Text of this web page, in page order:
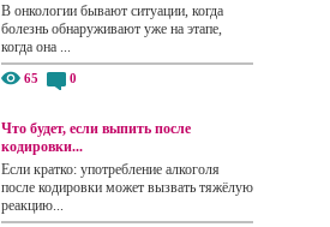
В онкологии бывают ситуации, когда
болезнь обнаруживают уже на этапе,
когда она ...
65 0
Что будет, если выпить после
кодировки...
Если кратко: употребление алкоголя
после кодировки может вызвать тяжёлую
реакцию...